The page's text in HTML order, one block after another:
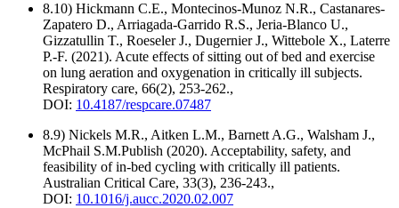
8.10) Hickmann C.E., Montecinos-Munoz N.R., Castanares-
Zapatero D., Arriagada-Garrido R.S., Jeria-Blanco U.,
Gizzatullin T., Roeseler J., Dugernier J., Wittebole X., Laterre
P.-F. (2021). Acute effects of sitting out of bed and exercise
on lung aeration and oxygenation in critically ill subjects.
Respiratory care, 66(2), 253-262.,
DOI: 10.4187/respcare.07487
8.9) Nickels M.R., Aitken L.M., Barnett A.G., Walsham J.,
McPhail S.M.Publish (2020). Acceptability, safety, and
feasibility of in-bed cycling with critically ill patients.
Australian Critical Care, 33(3), 236-243.,
DOI: 10.1016/j.aucc.2020.02.007